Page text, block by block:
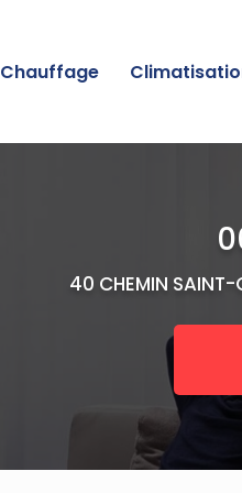
Chauffage
40 CHEMIN